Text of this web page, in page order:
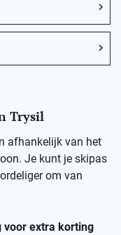
Trysil
afhankelijk van het
Je kunt je skipas
om van
voor extra korting